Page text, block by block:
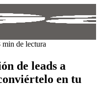
min de lectura
de leads a
en tu